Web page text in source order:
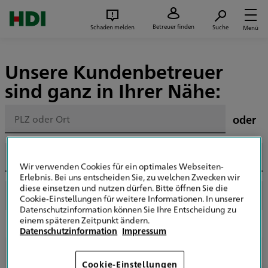
Zum Seiteninhalt springen
Schaden melden Betreuer finden Suche Menü
Unsere Kundenbetreuer
sind ganz in Ihrer Nähe:
oder
Ihre Suche hat keine Treffer ergeben?
Wir verwenden Cookies für ein optimales Webseiten-
Erlebnis. Bei uns entscheiden Sie, zu welchen Zwecken wir
diese einsetzen und nutzen dürfen. Bitte öffnen Sie die
Cookie-Einstellungen für weitere Informationen. In unserer
Datenschutzinformation können Sie Ihre Entscheidung zu
einem späteren Zeitpunkt ändern.
Datenschutzinformation Impressum
Cookie-Einstellungen